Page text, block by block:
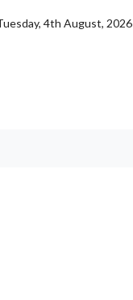
4th August, 2026